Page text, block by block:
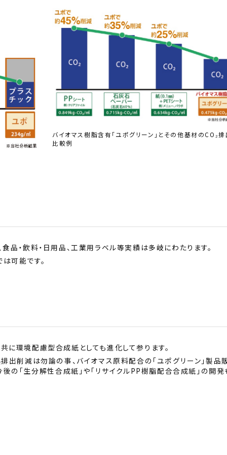
バイオマス樹脂含有「ユポグリーン」とその他基材のCO₂
比較例
可能です。
出削減は勿論の事、バイオマス原料配合の「ユポグリーン」製品
の「生分解性合成紙」や「リサイクルPP樹脂配合合成紙」の開発